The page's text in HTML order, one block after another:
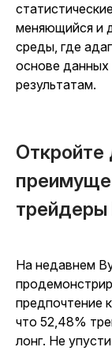
меняющийся и
среды, где
основе данных
результатам.
Откройте
На недавнем
предпочтение
что 52,48%
лонг. Не